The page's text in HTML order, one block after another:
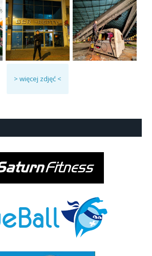
> więcej zdjęć <